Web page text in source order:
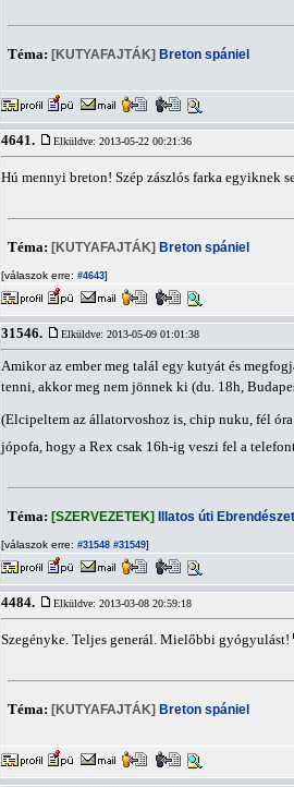
Téma: [KUTYAFAJTÁK] Breton spániel
4641. Elküldve: 2013-05-22 00:21:36
Hú mennyi breton! Szép zászlós farka egyiknek
Téma: [KUTYAFAJTÁK] Breton spániel
[válaszok erre: #4643]
31546. Elküldve: 2013-05-09 01:01:38
Amikor az ember meg talál egy kutyát és
tenni, akkor meg nem jönnek ki (du. 18h,
(Elcipeltem az állatorvoshoz is, chip nuku, fél óra
jópofa, hogy a Rex csak 16h-ig veszi fel a
Téma: [SZERVEZETEK] Illatos úti
[válaszok erre: #31548 #31549]
4484. Elküldve: 2013-03-08 20:59:18
Szegényke. Teljes generál. Mielőbbi gyógyulást!
Téma: [KUTYAFAJTÁK] Breton spániel